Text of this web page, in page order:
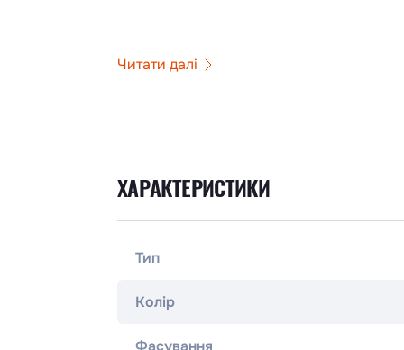
Читати далі
ХАРАКТЕРИСТИКИ
Тип
Колір
Фасування